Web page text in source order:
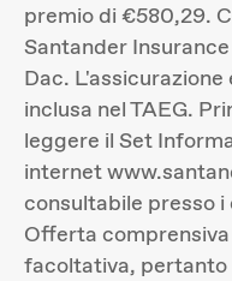
premio di €580,29.
Santander
Dac.
inclusa nel TAEG.
leggere il Set
internet
consultabile presso i
Offerta
facoltativa, pertanto